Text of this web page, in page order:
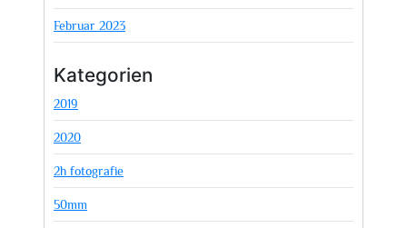
Februar 2023
Kategorien
2019
2020
2h fotografie
50mm